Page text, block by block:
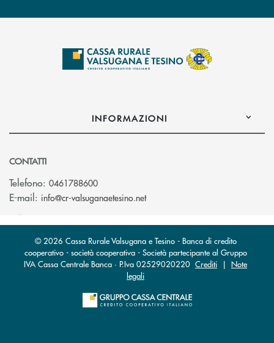
INFORMAZIONI
CONTATTI
Telefono: 0461788600
E-mail: info@cr-valsuganaetesino.net(si apre l’app di posta
© 2026 Cassa Rurale Valsugana e Tesino - Banca di credito
cooperativo - società cooperativa - Società partecipante al Gruppo
IVA Cassa Centrale Banca · P.Iva 02529020220 Crediti | Note
legali